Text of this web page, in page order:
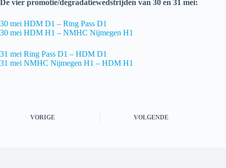
De vier promotie/degradatiewedstrijden van 30 en 31 mei:
30 mei HDM D1 – Ring Pass D1
30 mei HDM H1 – NMHC Nijmegen H1
31 mei Ring Pass D1 – HDM D1
31 mei NMHC Nijmegen H1 – HDM H1
VORIGE VOLGENDE